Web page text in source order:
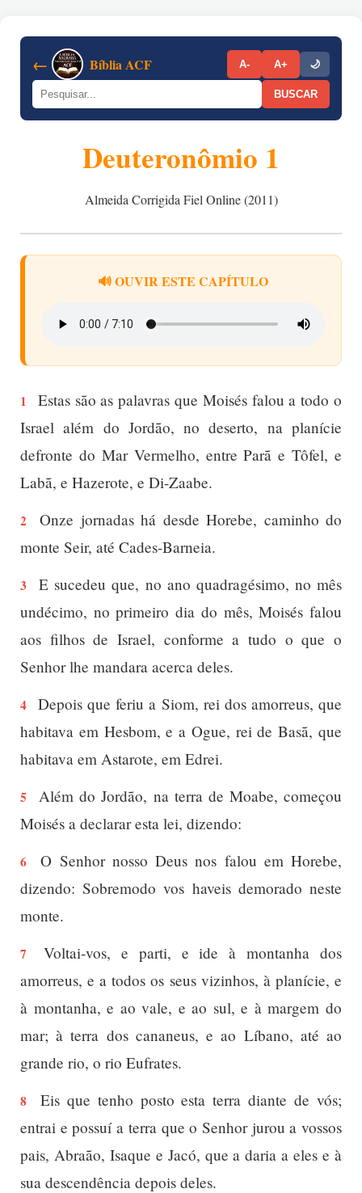
← Bíblia ACF A- A+ 🌙
BUSCAR
Deuteronômio 1
Almeida Corrigida Fiel Online (2011)
🔊 OUVIR ESTE CAPÍTULO
1
Estas são as palavras que Moisés falou a todo o
Israel além do Jordão, no deserto, na planície
defronte do Mar Vermelho, entre Parã e Tôfel, e
Labã, e Hazerote, e Di-Zaabe.
2
Onze jornadas há desde Horebe, caminho do
monte Seir, até Cades-Barneia.
3
E sucedeu que, no ano quadragésimo, no mês
undécimo, no primeiro dia do mês, Moisés falou
aos filhos de Israel, conforme a tudo o que o
Senhor lhe mandara acerca deles.
4
Depois que feriu a Siom, rei dos amorreus, que
habitava em Hesbom, e a Ogue, rei de Basã, que
habitava em Astarote, em Edrei.
5
Além do Jordão, na terra de Moabe, começou
Moisés a declarar esta lei, dizendo:
6
O Senhor nosso Deus nos falou em Horebe,
dizendo: Sobremodo vos haveis demorado neste
monte.
7
Voltai-vos, e parti, e ide à montanha dos
amorreus, e a todos os seus vizinhos, à planície, e
à montanha, e ao vale, e ao sul, e à margem do
mar; à terra dos cananeus, e ao Líbano, até ao
grande rio, o rio Eufrates.
8
Eis que tenho posto esta terra diante de vós;
entrai e possuí a terra que o Senhor jurou a vossos
pais, Abraão, Isaque e Jacó, que a daria a eles e à
sua descendência depois deles.